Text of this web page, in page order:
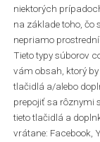
niektorých
na základe toho, čo
nepriamo
Tieto typy súborov
vám obsah, ktorý
tlačidlá a/alebo
prepojiť sa rôznymi
tieto tlačidlá a
vrátane: Facebook,